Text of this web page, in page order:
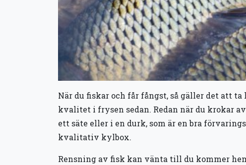
När du fiskar och får fångst, så gäller det att
kvalitet i frysen sedan. Redan när du krokar
ett säte eller i en durk, som är en bra
kvalitativ kylbox.
Rensning av fisk kan vänta till du kommer